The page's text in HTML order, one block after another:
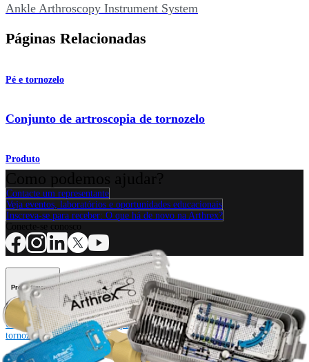
Ankle Arthroscopy Instrument System
Páginas Relacionadas
Pé e tornozelo
Conjunto de artroscopia de tornozelo
Produto
Contacte um representante
Veja eventos, laboratórios e oportunidades educacionais
Inscreva-se para receber: O que há de novo na Arthrex?
Procedimento
OmbroJoelhoCotoveloMão e punhoPé e
tornozeloQuadrilOrtobiológicosCirurgia cardiotorácicaColuna vertebral